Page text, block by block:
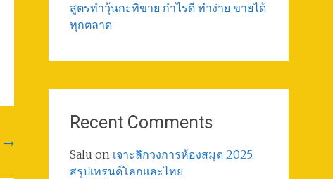
→
สูตรทําวุ้นกะทิขาย กำไรดี ทำง่าย ขายได้
ทุกตลาด
Recent Comments
Salu on เจาะลึกวงการห้องสมุด 2025:
สรุปเทรนด์โลกและไทย